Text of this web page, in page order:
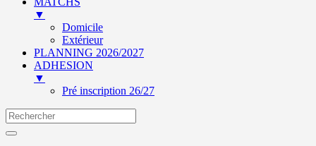
▼
Domicile
Extérieur
PLANNING 2026/2027
ADHESION
▼
Pré inscription 26/27